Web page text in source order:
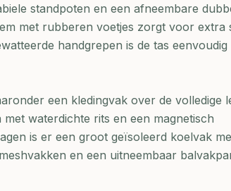
standpoten en een afneembare
met rubberen voetjes zorgt voor extra
handgrepen is de tas eenvoudig
een kledingvak over de volledige
waterdichte rits en een magnetisch
is er een groot geïsoleerd koelvak
en een uitneembaar